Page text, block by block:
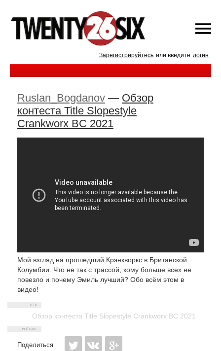
Зарегистрируйтесь или введите логин
Ruslan_Bogdanov — Обзор
контеста Title Slopestyle
Crankworx BC 2021
Мой взгляд на прошедший Крэнкворкс в Британской
Колумбии. Что не так с трассой, кому больше всех не
повезло и почему Эмиль лучший? Обо всём этом в
видео!
Обзор контеста Title Slopestyle Crankworx BC 2021
Поделиться